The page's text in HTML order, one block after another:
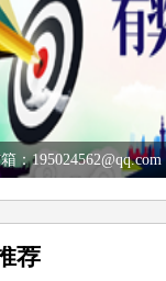
：195024562@qq.com
荐